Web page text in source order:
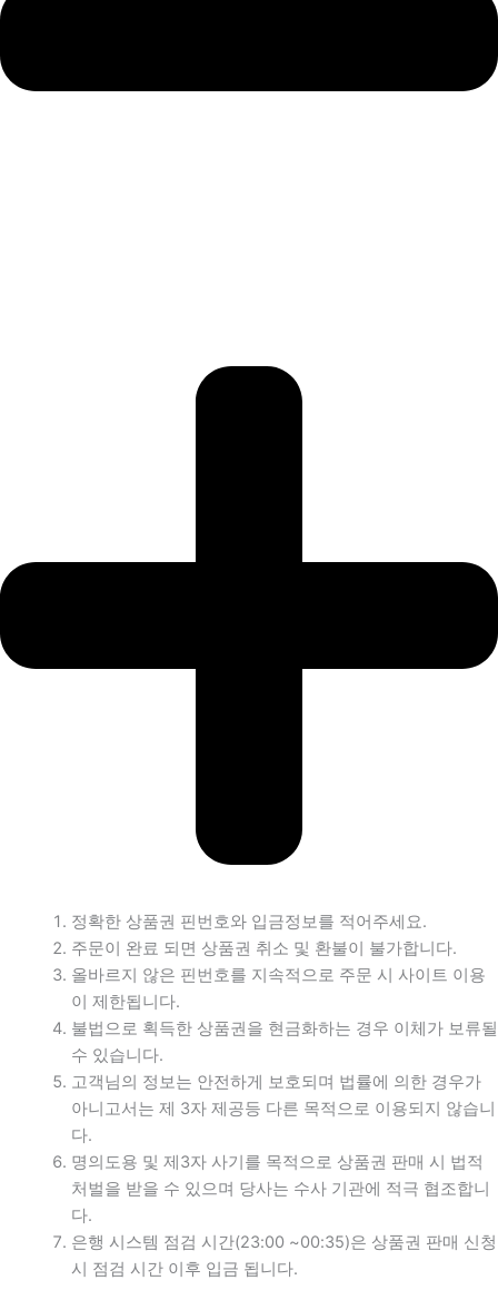
정확한 상품권 핀번호와 입금정보를 적어주세요.
주문이 완료 되면 상품권 취소 및 환불이 불가합니다.
올바르지 않은 핀번호를 지속적으로 주문 시 사이트 이용
이 제한됩니다.
불법으로 획득한 상품권을 현금화하는 경우 이체가 보류될
수 있습니다.
고객님의 정보는 안전하게 보호되며 법률에 의한 경우가
아니고서는 제 3자 제공등 다른 목적으로 이용되지 않습니
다.
명의도용 및 제3자 사기를 목적으로 상품권 판매 시 법적
처벌을 받을 수 있으며 당사는 수사 기관에 적극 협조합니
다.
은행 시스템 점검 시간(23:00 ~00:35)은 상품권 판매 신청
시 점검 시간 이후 입금 됩니다.